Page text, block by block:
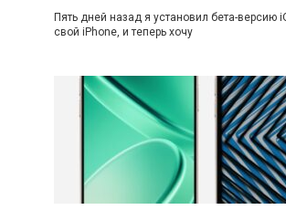
Пять дней назад я установил бета-версию
свой iPhone, и теперь хочу